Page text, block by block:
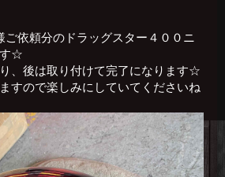
ご依頼分のドラッグスター４００ニ
す☆
、後は取り付けて完了になります☆
すので楽しみにしていてくださいね